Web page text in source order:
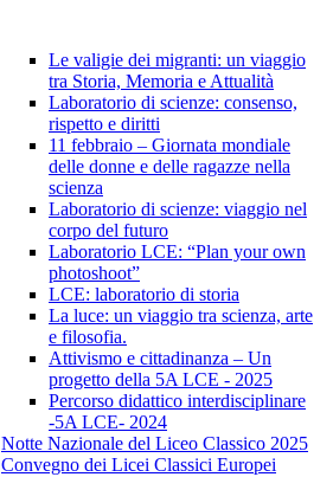
Le valigie dei migranti: un viaggio
tra Storia, Memoria e Attualità
Laboratorio di scienze: consenso,
rispetto e diritti
11 febbraio – Giornata mondiale
delle donne e delle ragazze nella
scienza
Laboratorio di scienze: viaggio nel
corpo del futuro
Laboratorio LCE: “Plan your own
photoshoot”
LCE: laboratorio di storia
La luce: un viaggio tra scienza, arte
e filosofia.
Attivismo e cittadinanza – Un
progetto della 5A LCE - 2025
Percorso didattico interdisciplinare
-5A LCE- 2024
Notte Nazionale del Liceo Classico 2025
Convegno dei Licei Classici Europei